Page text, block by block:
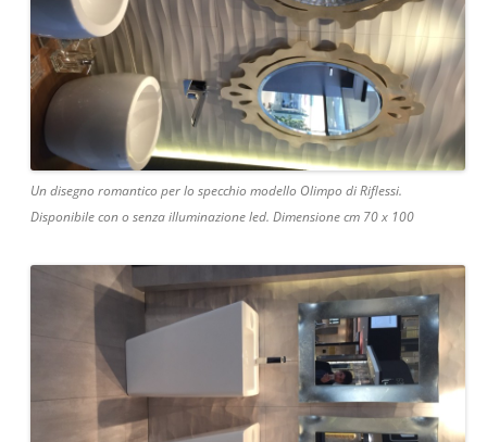
Un disegno romantico per lo specchio modello Olimpo di Riflessi.
Disponibile con o senza illuminazione led. Dimensione cm 70 x 100